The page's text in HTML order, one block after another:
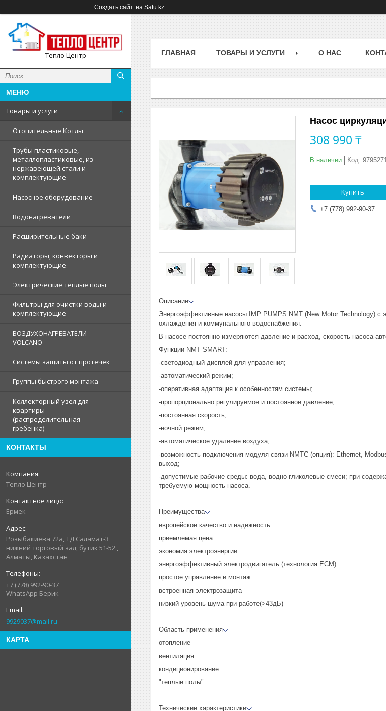
Создать сайт на Satu.kz
Тепло Центр
Товары и услуги
Отопительные Котлы
Трубы пластиковые,
металлопластиковые, из
нержавеющей стали и
комплектующие
Насосное оборудование
Водонагреватели
Расширительные баки
Радиаторы, конвекторы и
комплектующие
Электрические теплые полы
Фильтры для очистки воды и
комплектующие
ВОЗДУХОНАГРЕВАТЕЛИ
VOLCANO
Системы защиты от протечек
Группы быстрого монтажа
Коллекторный узел для
квартиры
(распределительная
гребенка)
КОНТАКТЫ
Тепло Центр
Ермек
Розыбакиева 72а, ТД Саламат-3
нижний торговый зал, бутик 51-52.,
Алматы, Казахстан
+7 (778) 992-90-37
WhatsApp Берик
9929037@mail.ru
КАРТА
ГЛАВНАЯ ТОВАРЫ И УСЛУГИ О НАС
Насос
308 990 ₸
В наличии Код:
Купить
+7 (778) 992-90-37
Описание
Энергоэффективные насосы IMP PUMPS NMT (New Motor Technology) с
охлаждения и коммунального водоснабжения.
В насосе постоянно измеряются давление и расход, скорость насоса
Функции NMT SMART:
-светодиодный дисплей для управления;
-автоматический режим;
-оперативная адаптация к особенностям системы;
-пропорционально регулируемое и постоянное давление;
-постоянная скорость;
-ночной режим;
-автоматическое удаление воздуха;
-возможность подключения модуля связи NMTC (опция): Ethernet,
выход;
-допустимые рабочие среды: вода, водно-гликолевые смеси; при
требуемую мощность насоса.
Преимущества
европейское качество и надежность
приемлемая цена
экономия электроэнергии
энергоэффективный электродвигатель (технология ECM)
простое управление и монтаж
встроенная электрозащита
низкий уровень шума при работе(>43дБ)
Область применения
отопление
вентиляция
кондиционирование
"теплые полы"
Технические характеристики